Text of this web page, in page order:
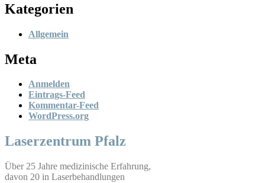
Kategorien
Allgemein
Meta
Anmelden
Eintrags-Feed
Kommentar-Feed
WordPress.org
Laserzentrum Pfalz
Über 25 Jahre medizinische Erfahrung,
davon 20 in Laserbehandlungen